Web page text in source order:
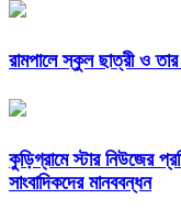
রামপালে স্কুল ছাত্রী ও
কুড়িগ্রামে স্টার নিউজের
সাংবাদিকদের মানববন্ধন